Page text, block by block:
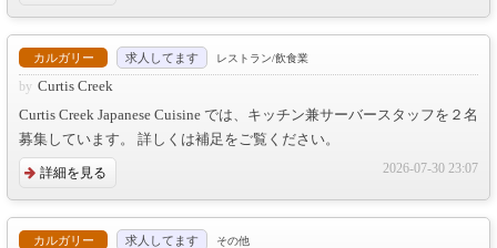
カルガリー 求人してます レストラン/飲食業
Curtis Creek
Curtis Creek Japanese Cuisine では、キッチン兼サーバースタッフを２名
募集しています。 詳しくは補足をご覧ください。
詳細を見る 2026-07-30 23:07
カルガリー 求人してます その他